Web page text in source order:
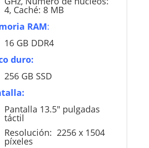
4, Caché: 8 MB
RAM:
16 GB DDR4
duro:
256 GB SSD
Pantalla 13.5" pulgadas
táctil
Resolución: 2256 x 1504
píxeles